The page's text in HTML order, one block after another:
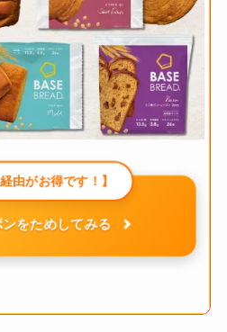
由がお得です！】
をためしてみる